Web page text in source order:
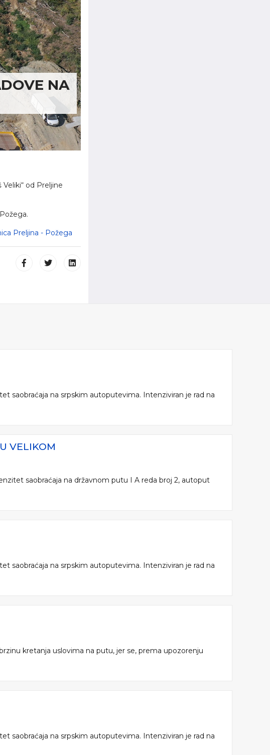
NA
od Preljine
Preljina - Požega
saobraćaja na srpskim autoputevima. Intenziviran je rad na
VELIKOM
saobraćaja na državnom putu I A reda broj 2, autoput
saobraćaja na srpskim autoputevima. Intenziviran je rad na
kretanja uslovima na putu, jer se, prema upozorenju
saobraćaja na srpskim autoputevima. Intenziviran je rad na